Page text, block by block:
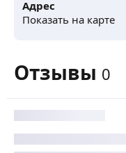
Адрес
Показать на карте
Отзывы 0